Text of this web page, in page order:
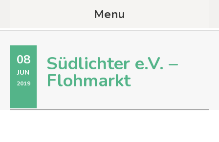
Menu
08
JUN
2019
Südlichter e.V. –
Flohmarkt